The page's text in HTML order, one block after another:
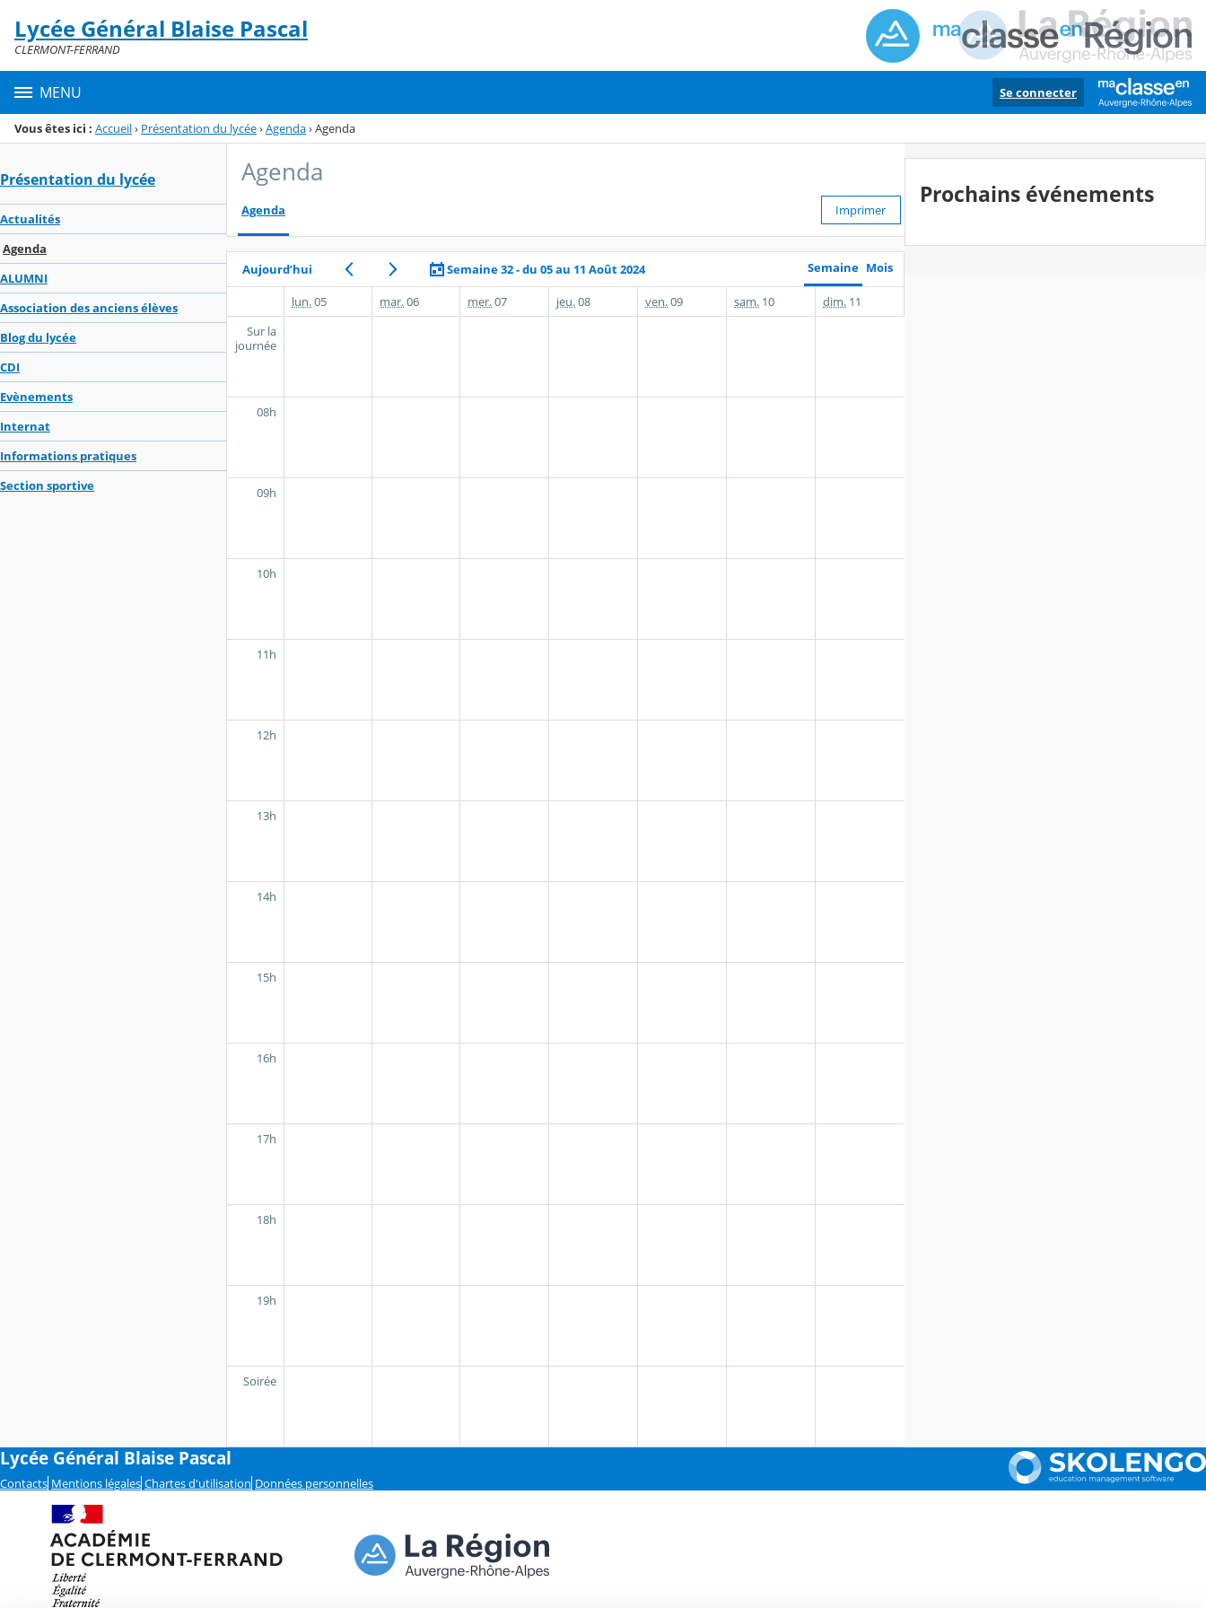
Menu de la rubrique
Contenu
Lycée Général Blaise Pascal
CLERMONT-FERRAND
MENU Se connecter
Vous êtes ici : Accueil› Présentation du lycée›Agenda›Agenda
Présentation du lycée
Actualités
Agenda
ALUMNI
Association des anciens élèves
Blog du lycée
CDI
Evènements
Internat
Informations pratiques
Section sportive
Agenda
Agenda Imprimer
Aujourd’hui Semaine 32 - du 05 au 11 Août 2024 Semaine Mois
lun.05 mar.06 mer.07 jeu.08 ven.09 sam. 10 dim. 11
Sur la
journée
08h
09h
10h
11h
12h
13h
14h
15h
16h
17h
18h
19h
Soirée
Prochains événements
Lycée Général Blaise Pascal
Contacts Mentions légales Chartes d'utilisation Données personnelles